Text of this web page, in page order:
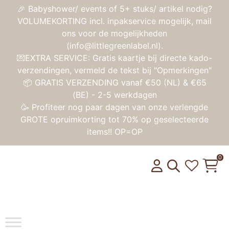
🎉 Babyshower/ events of 5+ stuks/ artikel nodig?
VOLUMEKORTING incl. inpakservice mogelijk, mail
ons voor de mogelijkheden
(info@littlegreenlabel.nl).
💌EXTRA SERVICE: Gratis kaartje bij directe kado-
verzendingen, vermeld de tekst bij "Opmerkingen"
📦 GRATIS VERZENDING vanaf €50 (NL) & €65
(BE) - 2-5 werkdagen
🥳 Profiteer nog paar dagen van onze verlengde
GROTE opruimkorting tot 70% op geselecteerde
items!! OP=OP
Toggle
0